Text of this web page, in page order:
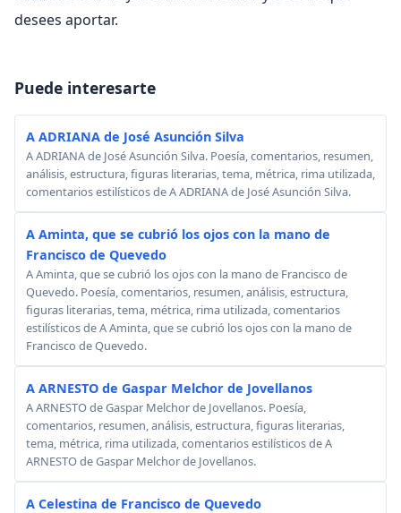
desees aportar.
Puede interesarte
A ADRIANA de José Asunción Silva
A ADRIANA de José Asunción Silva. Poesía, comentarios, resumen,
análisis, estructura, figuras literarias, tema, métrica, rima utilizada,
comentarios estilísticos de A ADRIANA de José Asunción Silva.
A Aminta, que se cubrió los ojos con la mano de
Francisco de Quevedo
A Aminta, que se cubrió los ojos con la mano de Francisco de
Quevedo. Poesía, comentarios, resumen, análisis, estructura,
figuras literarias, tema, métrica, rima utilizada, comentarios
estilísticos de A Aminta, que se cubrió los ojos con la mano de
Francisco de Quevedo.
A ARNESTO de Gaspar Melchor de Jovellanos
A ARNESTO de Gaspar Melchor de Jovellanos. Poesía,
comentarios, resumen, análisis, estructura, figuras literarias,
tema, métrica, rima utilizada, comentarios estilísticos de A
ARNESTO de Gaspar Melchor de Jovellanos.
A Celestina de Francisco de Quevedo